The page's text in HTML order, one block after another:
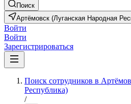
Поиск
Артёмовск (Луганская Народная
Войти
Войти
Зарегистрироваться
Поиск сотрудников в
Республика)
/